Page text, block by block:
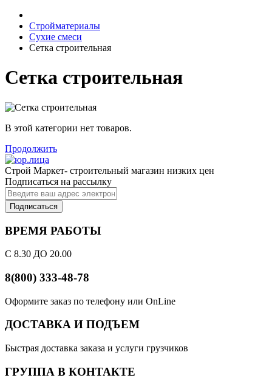
Стройматериалы
Сухие смеси
Cетка строительная
Cетка строительная
В этой категории нет товаров.
Продолжить
Строй Маркет- строительный магазин низких цен
Подписаться на рассылку
Подписаться
ВРЕМЯ РАБОТЫ
С 8.30 ДО 20.00
8(800) 333-48-78
Оформите заказ по телефону или OnLine
ДОСТАВКА И ПОДЪЕМ
Быстрая доставка заказа и услуги грузчиков
ГРУППА В КОНТАКТЕ